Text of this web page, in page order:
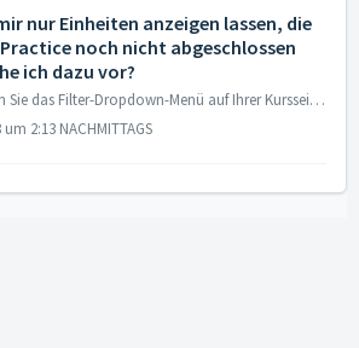
nur Einheiten anzeigen lassen, die
noch nicht abgeschlossen
ich dazu vor?
DESKTOP Nutzen Sie das Filter-Dropdown-Menü auf Ihrer Kursseite, und wählen Sie „Incompleted Practice“ für unvollständige oder „Completed Practice“ für abg...
2:13 NACHMITTAGS